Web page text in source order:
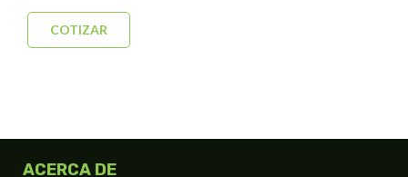
COTIZAR
ACERCA DE